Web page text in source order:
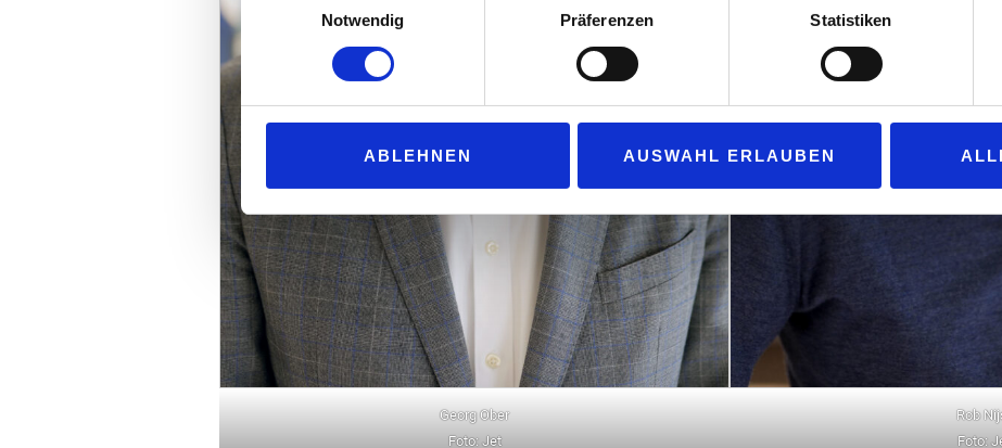
Notwendig
Präferenzen Statistiken
ABLEHNEN AUSWAHL ERLAUBEN
Georg Ober
Foto: Jet
Rob
Foto: